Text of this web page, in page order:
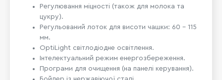
Регулювання міцності (також для молока та
цукру).
Регульований лоток для висоти чашки: 60 – 115
мм.
OptiLight світлодіодне освітлення.
Інтелектуальний режим енергозбереження.
Програми для очищення (на панелі керування).